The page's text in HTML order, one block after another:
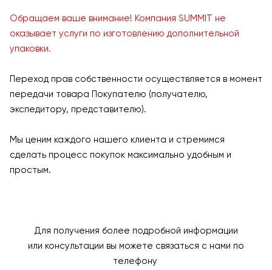
Обращаем ваше внимание! Компания SUMMIT не
оказывает услуги по изготовлению дополнительной
упаковки.
Переход прав собственности осуществляется в момент
передачи товара Покупателю (получателю,
экспедитору, представителю).
Мы ценим каждого нашего клиента и стремимся
сделать процесс покупок максимально удобным и
простым.
Для получения более подробной информации
или консультации вы можете связаться с нами по
телефону